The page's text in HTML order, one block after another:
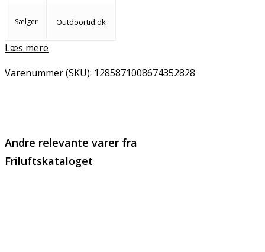
Sælger Outdoortid.dk
Læs mere
Varenummer (SKU): 1285871008674352828
Andre relevante varer fra
Friluftskataloget